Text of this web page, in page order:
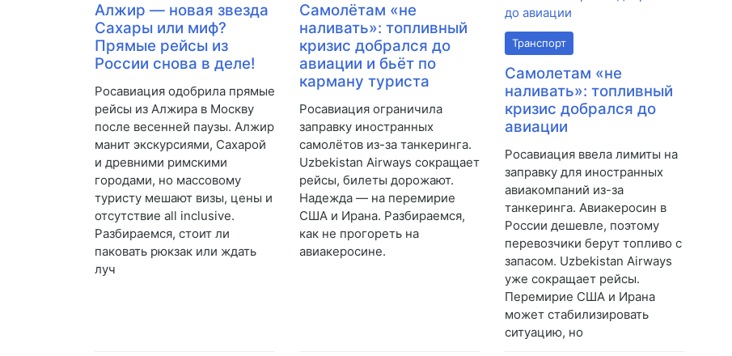
Алжир — новая звезда
Сахары или миф?
Прямые рейсы из
России снова в деле!
Росавиация одобрила прямые
рейсы из Алжира в Москву
после весенней паузы. Алжир
манит экскурсиями, Сахарой
и древними римскими
городами, но массовому
туристу мешают визы, цены и
отсутствие all inclusive.
Разбираемся, стоит ли
паковать рюкзак или ждать
луч
Самолётам «не
наливать»: топливный
кризис добрался до
авиации и бьёт по
карману туриста
Росавиация ограничила
заправку иностранных
самолётов из-за танкеринга.
Uzbekistan Airways сокращает
рейсы, билеты дорожают.
Надежда — на перемирие
США и Ирана. Разбираемся,
как не прогореть на
авиакеросине.
Транспорт
Самолетам «не
наливать»: топливный
кризис добрался до
авиации
Росавиация ввела лимиты на
заправку для иностранных
авиакомпаний из-за
танкеринга. Авиакеросин в
России дешевле, поэтому
перевозчики берут топливо с
запасом. Uzbekistan Airways
уже сокращает рейсы.
Перемирие США и Ирана
может стабилизировать
ситуацию, но